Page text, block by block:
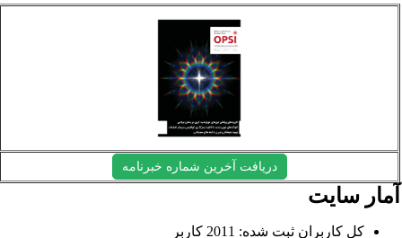
دریافت آخرین شماره خبرنامه
سایت
کل کاربران ثبت شده: 2011 کاربر